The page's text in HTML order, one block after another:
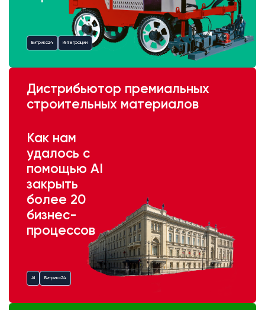
Битрикс24 Интеграции
Дистрибьютор премиальных
строительных материалов
Как нам
удалось с
помощью AI
закрыть
более 20
бизнес-
процессов
AI Битрикс24